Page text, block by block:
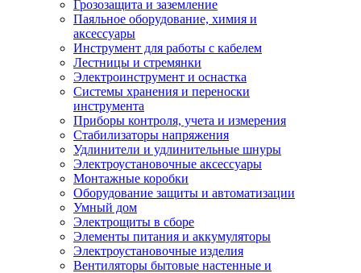
Грозозащита и заземление
Паяльное оборудование, химия и
аксессуары
Инструмент для работы с кабелем
Лестницы и стремянки
Электроинструмент и оснастка
Системы хранения и переноски
инструмента
Приборы контроля, учета и измерения
Стабилизаторы напряжения
Удлинители и удлинительные шнуры
Электроустановочные аксессуары
Монтажные коробки
Оборудование защиты и автоматизации
Умный дом
Электрощиты в сборе
Элементы питания и аккумуляторы
Электроустановочные изделия
Вентиляторы бытовые настенные и